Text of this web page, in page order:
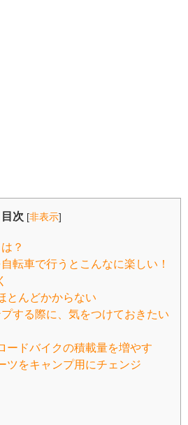
目次 [非表示]
？
転車で行うとこんなに楽しい！
とんどかからない
する際に、気をつけておきたい
ードバイクの積載量を増やす
ツをキャンプ用にチェンジ